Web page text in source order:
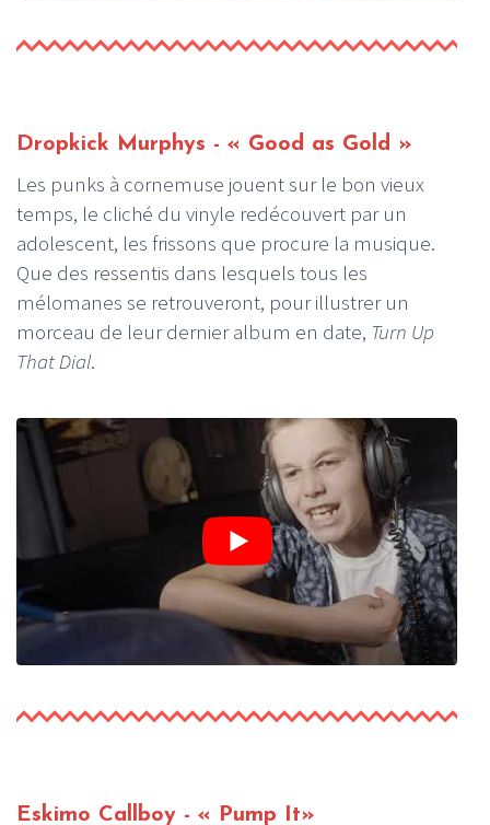
Dropkick Murphys - « Good as Gold »
Les punks à cornemuse jouent sur le bon vieux
temps, le cliché du vinyle redécouvert par un
adolescent, les frissons que procure la musique.
Que des ressentis dans lesquels tous les
mélomanes se retrouveront, pour illustrer un
morceau de leur dernier album en date, Turn Up
That Dial.
Eskimo Callboy - « Pump It»